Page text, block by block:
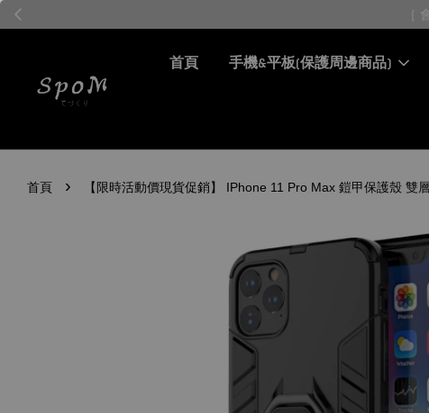
［
首頁 手機&平板(保護周邊商品)
首頁 › 【限時活動價現貨促銷】 IPhone 11 Pro Max 鎧甲保護殼 雙